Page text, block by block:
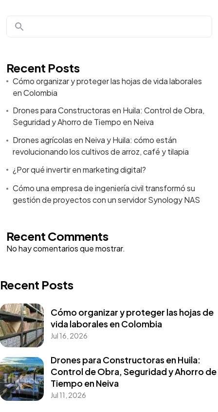
Recent Posts
Cómo organizar y proteger las hojas de vida laborales
en Colombia
Drones para Constructoras en Huila: Control de Obra,
Seguridad y Ahorro de Tiempo en Neiva
Drones agrícolas en Neiva y Huila: cómo están
revolucionando los cultivos de arroz, café y tilapia
¿Por qué invertir en marketing digital?
Cómo una empresa de ingeniería civil transformó su
gestión de proyectos con un servidor Synology NAS
Recent Comments
No hay comentarios que mostrar.
Recent Posts
Cómo organizar y proteger las hojas de
vida laborales en Colombia
Jul 16, 2026
Drones para Constructoras en Huila:
Control de Obra, Seguridad y Ahorro de
Tiempo en Neiva
Jul 11, 2026